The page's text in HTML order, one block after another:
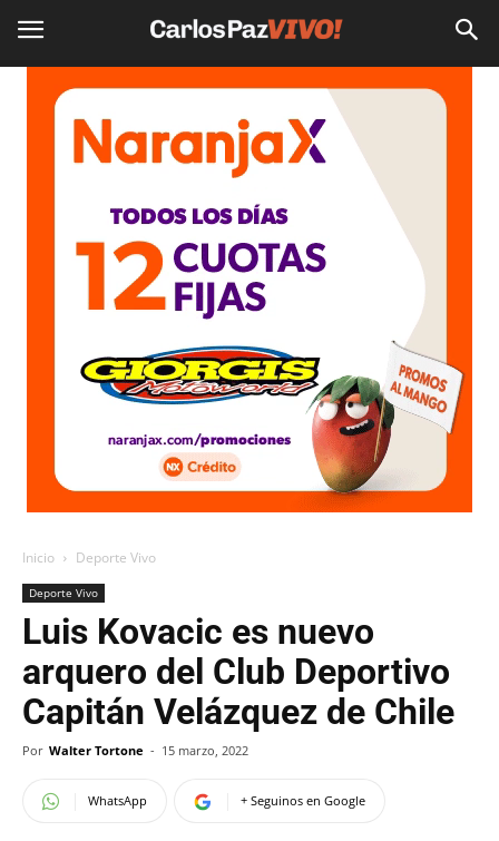
Inicio Deporte Vivo
Deporte Vivo
Luis Kovacic es nuevo
arquero del Club Deportivo
Capitán Velázquez de Chile
Por Walter Tortone - 15 marzo, 2022
WhatsApp + Seguinos en Google